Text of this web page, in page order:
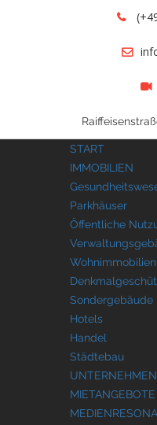
START
IMMOBILIEN
Parkhäuser
Öffentliche
Wohnimmobilien
Sondergebäude
Hotels
Handel
Städtebau
UNTERNEHMEN
MIETANGEBOTE